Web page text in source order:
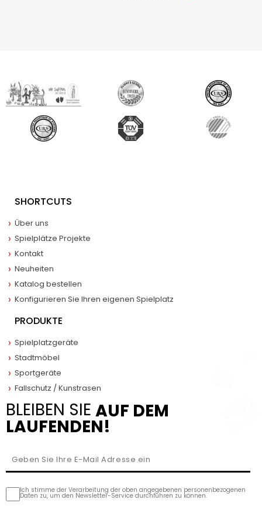
SHORTCUTS
Über uns
Spielplätze Projekte
Kontakt
Neuheiten
Katalog bestellen
Konfigurieren Sie Ihren eigenen Spielplatz
PRODUKTE
Spielplatzgeräte
Stadtmöbel
Sportgeräte
Fallschutz / Kunstrasen
BLEIBEN SIE AUF DEM
LAUFENDEN!
Ich stimme der Verarbeitung der oben angegebenen personenbezogenen
Daten zu, um den Newsletter-Service durchführen zu können.